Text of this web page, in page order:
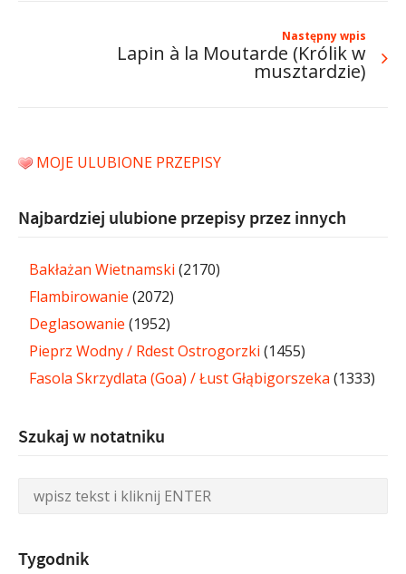
Następny wpis
Lapin à la Moutarde (Królik w
musztardzie)
MOJE ULUBIONE PRZEPISY
Najbardziej ulubione przepisy przez innych
Bakłażan Wietnamski (2170)
Flambirowanie (2072)
Deglasowanie (1952)
Pieprz Wodny / Rdest Ostrogorzki (1455)
Fasola Skrzydlata (Goa) / Łust Głąbigorszeka (1333)
Szukaj w notatniku
Tygodnik